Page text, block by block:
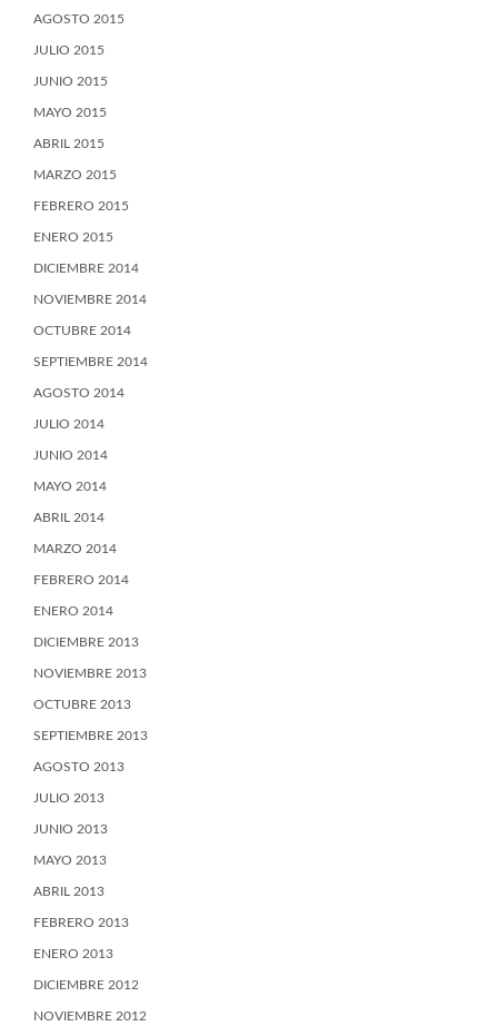
AGOSTO 2015
JULIO 2015
JUNIO 2015
MAYO 2015
ABRIL 2015
MARZO 2015
FEBRERO 2015
ENERO 2015
DICIEMBRE 2014
NOVIEMBRE 2014
OCTUBRE 2014
SEPTIEMBRE 2014
AGOSTO 2014
JULIO 2014
JUNIO 2014
MAYO 2014
ABRIL 2014
MARZO 2014
FEBRERO 2014
ENERO 2014
DICIEMBRE 2013
NOVIEMBRE 2013
OCTUBRE 2013
SEPTIEMBRE 2013
AGOSTO 2013
JULIO 2013
JUNIO 2013
MAYO 2013
ABRIL 2013
FEBRERO 2013
ENERO 2013
DICIEMBRE 2012
NOVIEMBRE 2012